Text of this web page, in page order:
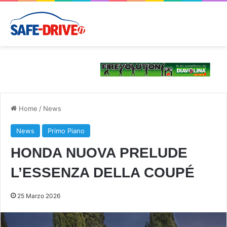
Home / News
News Primo Piano
HONDA NUOVA PRELUDE
L’ESSENZA DELLA COUPÉ
25 Marzo 2026